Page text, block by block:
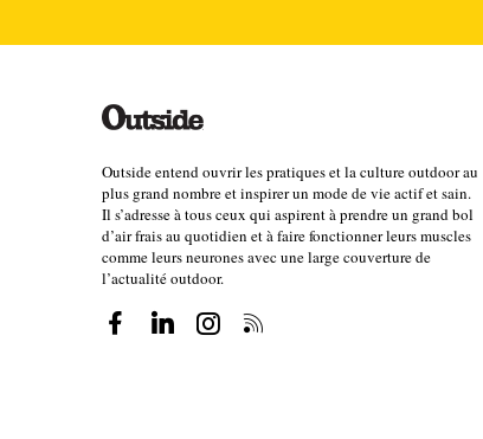
Outside entend ouvrir les pratiques et la culture outdoor au
plus grand nombre et inspirer un mode de vie actif et sain.
Il s’adresse à tous ceux qui aspirent à prendre un grand bol
d’air frais au quotidien et à faire fonctionner leurs muscles
comme leurs neurones avec une large couverture de
l’actualité outdoor.